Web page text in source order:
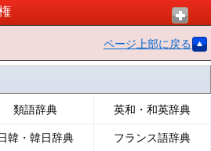
ページ上部に戻る
類語辞典 英和・和英辞典
韓・韓日辞典 フランス語辞典